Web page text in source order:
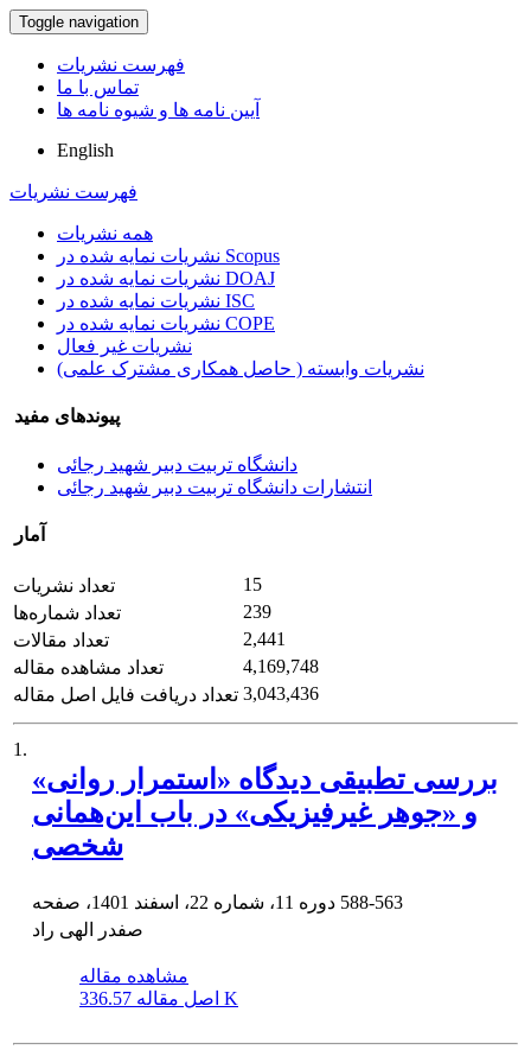
Toggle navigation
فهرست نشریات
تماس با ما
آیین نامه ها و شیوه نامه ها
English
فهرست نشریات
همه نشریات
نشریات نمایه شده در Scopus
نشریات نمایه شده در DOAJ
نشریات نمایه شده در ISC
نشریات نمایه شده در COPE
نشریات غیر فعال
نشریات وابسته ( حاصل همکاری مشترک علمی)
پیوندهای مفید
دانشگاه تربیت دبیر شهید رجائی
انتشارات دانشگاه تربیت دبیر شهید رجائی
آمار
تعداد نشریات
15
تعداد شماره‌ها
239
تعداد مقالات
2,441
تعداد مشاهده مقاله
4,169,748
تعداد دریافت فایل اصل مقاله 3,043,436
1.
بررسی تطبیقی دیدگاه «استمرار روانی»
و «جوهر غیرفیزیکی» در باب این‌همانی
شخصی
588-563
صفدر الهی راد
مشاهده مقاله
اصل مقاله 336.57 K